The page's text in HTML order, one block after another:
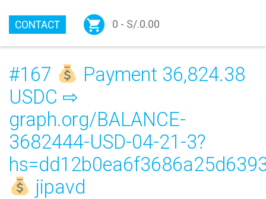
CONTACT 0 - S/.0.00
#167
Payment 36,824.38
USDC ⇨
graph.org/BALANCE-
3682444-USD-04-21-3?
jipavd